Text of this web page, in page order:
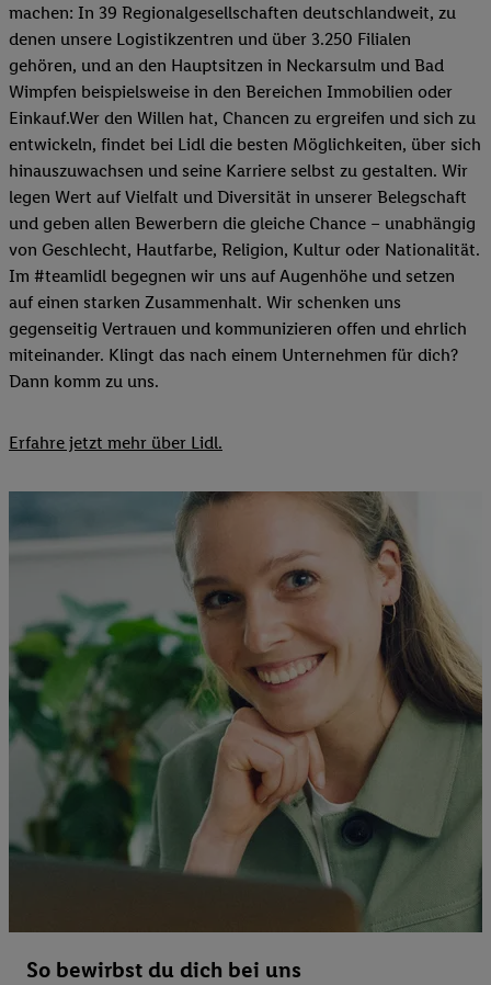
machen: In 39 Regionalgesellschaften deutschlandweit, zu
denen unsere Logistikzentren und über 3.250 Filialen
gehören, und an den Hauptsitzen in Neckarsulm und Bad
Wimpfen beispielsweise in den Bereichen Immobilien oder
Einkauf.Wer den Willen hat, Chancen zu ergreifen und sich zu
entwickeln, findet bei Lidl die besten Möglichkeiten, über sich
hinauszuwachsen und seine Karriere selbst zu gestalten. Wir
legen Wert auf Vielfalt und Diversität in unserer Belegschaft
und geben allen Bewerbern die gleiche Chance – unabhängig
von Geschlecht, Hautfarbe, Religion, Kultur oder Nationalität.
Im #teamlidl begegnen wir uns auf Augenhöhe und setzen
auf einen starken Zusammenhalt. Wir schenken uns
gegenseitig Vertrauen und kommunizieren offen und ehrlich
miteinander. Klingt das nach einem Unternehmen für dich?
Dann komm zu uns.​
Erfahre jetzt mehr über Lidl.
So bewirbst du dich bei uns